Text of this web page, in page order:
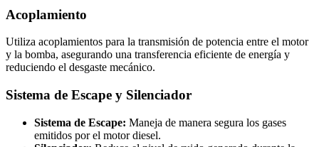
Acoplamiento
Utiliza acoplamientos para la transmisión de potencia entre el motor
y la bomba, asegurando una transferencia eficiente de energía y
reduciendo el desgaste mecánico.
Sistema de Escape y Silenciador
Sistema de Escape: Maneja de manera segura los gases
emitidos por el motor diesel.